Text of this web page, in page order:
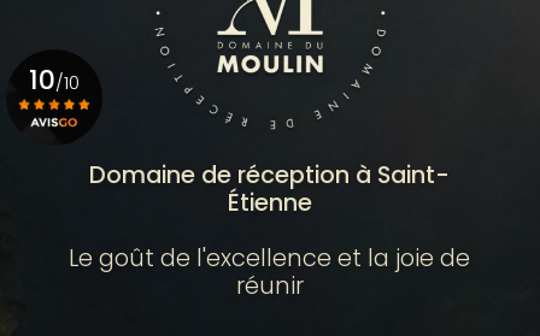
Domaine de réception à Saint-
Étienne
Le goût de l'excellence et la joie de
réunir
10/10